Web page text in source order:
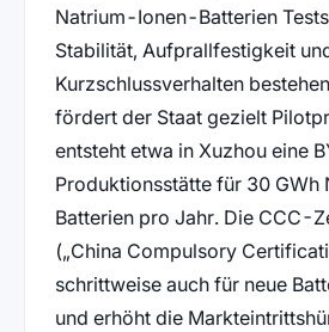
Natrium-Ionen-Batterien
Stabilität, Aufprallfestigkeit
Kurzschlussverhalten
fördert der Staat gezielt
entsteht etwa in Xuzhou eine
Produktionsstätte für 30
Batterien pro Jahr. Die CCC-
(„China Compulsory
schrittweise auch für neue
und erhöht die